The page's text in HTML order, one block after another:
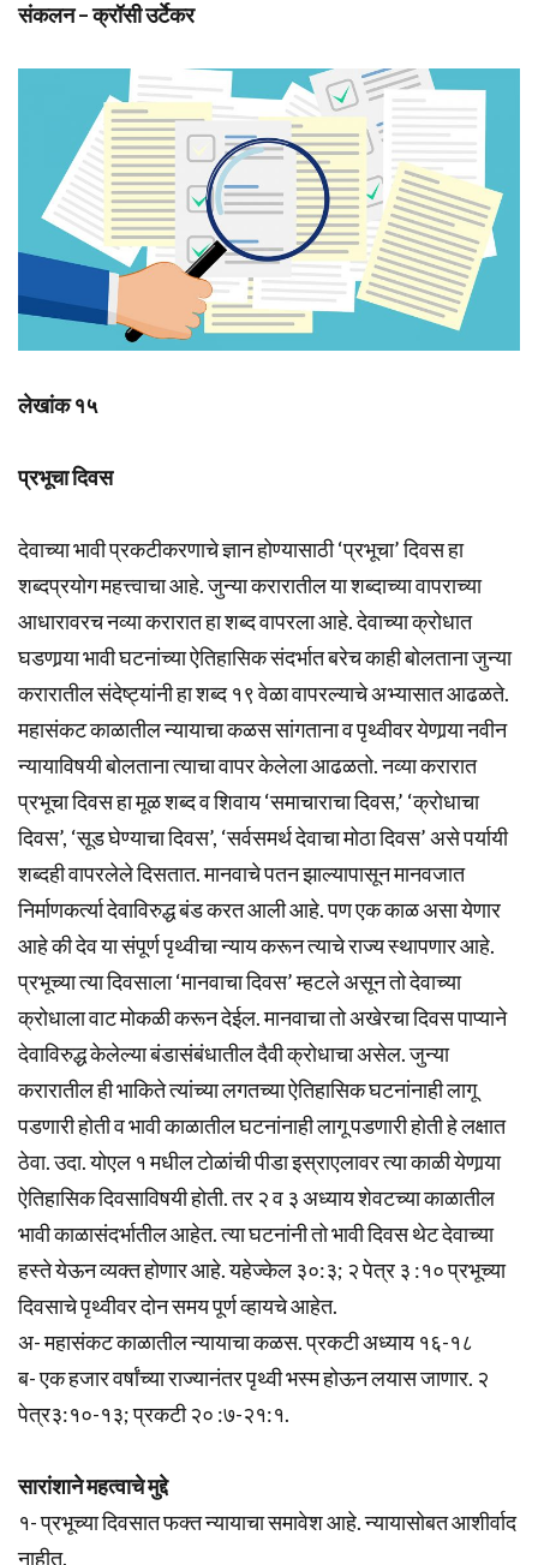
संकलन – क्रॉसी उर्टेकर
लेखांक १५
प्रभूचा दिवस
देवाच्या भावी प्रकटीकरणाचे ज्ञान होण्यासाठी ‘प्रभूचा’ दिवस हा
शब्दप्रयोग महत्त्वाचा आहे. जुन्या करारातील या शब्दाच्या वापराच्या
आधारावरच नव्या करारात हा शब्द वापरला आहे. देवाच्या क्रोधात
घडणार्‍या भावी घटनांच्या ऐतिहासिक संदर्भात बरेच काही बोलताना जुन्या
करारातील संदेष्ट्यांनी हा शब्द १९ वेळा वापरल्याचे अभ्यासात आढळते.
महासंकट काळातील न्यायाचा कळस सांगताना व पृथ्वीवर येणार्‍या नवीन
न्यायाविषयी बोलताना त्याचा वापर केलेला आढळतो. नव्या करारात
प्रभूचा दिवस हा मूळ शब्द व शिवाय ‘समाचाराचा दिवस,’ ‘क्रोधाचा
दिवस’, ‘सूड घेण्याचा दिवस’, ‘सर्वसमर्थ देवाचा मोठा दिवस’ असे पर्यायी
शब्दही वापरलेले दिसतात. मानवाचे पतन झाल्यापासून मानवजात
निर्माणकर्त्या देवाविरुद्ध बंड करत आली आहे. पण एक काळ असा येणार
आहे की देव या संपूर्ण पृथ्वीचा न्याय करून त्याचे राज्य स्थापणार आहे.
प्रभूच्या त्या दिवसाला ‘मानवाचा दिवस’ म्हटले असून तो देवाच्या
क्रोधाला वाट मोकळी करून देईल. मानवाचा तो अखेरचा दिवस पाप्याने
देवाविरुद्ध केलेल्या बंडासंबंधातील दैवी क्रोधाचा असेल. जुन्या
करारातील ही भाकिते त्यांच्या लगतच्या ऐतिहासिक घटनांनाही लागू
पडणारी होती व भावी काळातील घटनांनाही लागू पडणारी होती हे लक्षात
ठेवा. उदा. योएल १ मधील टोळांची पीडा इस्राएलावर त्या काळी येणार्‍या
ऐतिहासिक दिवसाविषयी होती. तर २ व ३ अध्याय शेवटच्या काळातील
भावी काळासंदर्भातील आहेत. त्या घटनांनी तो भावी दिवस थेट देवाच्या
हस्ते येऊन व्यक्त होणार आहे. यहेज्केल ३०:३; २ पेत्र ३ :१० प्रभूच्या
दिवसाचे पृथ्वीवर दोन समय पूर्ण व्हायचे आहेत.
अ- महासंकट काळातील न्यायाचा कळस. प्रकटी अध्याय १६-१८
ब- एक हजार वर्षांच्या राज्यानंतर पृथ्वी भस्म होऊन लयास जाणार. २
पेत्र३:१०-१३; प्रकटी २० :७-२१:१.
सारांशाने महत्वाचे मुद्दे
१- प्रभूच्या दिवसात फक्त न्यायाचा समावेश आहे. न्यायासोबत आशीर्वाद
नाहीत.